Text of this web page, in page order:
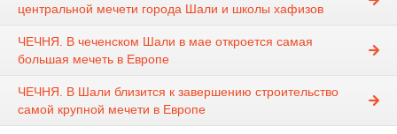
центральной мечети города Шали и школы хафизов
ЧЕЧНЯ. В чеченском Шали в мае откроется самая
большая мечеть в Европе
ЧЕЧНЯ. В Шали близится к завершению строительство
самой крупной мечети в Европе